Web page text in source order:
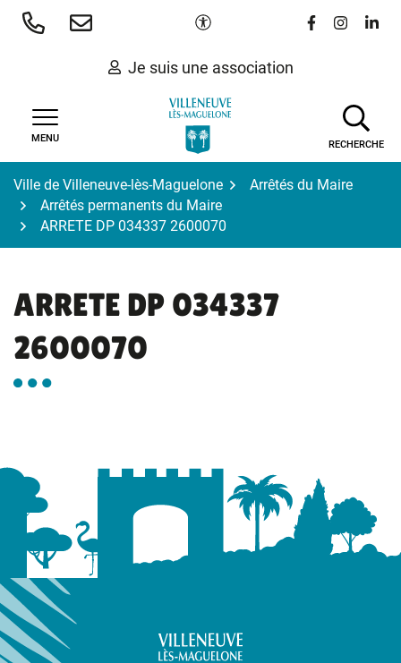
Aller
Paramètres d'accessibilité
Lien vers le
Lien vers
Lien
Je suis une association
MENU
RECHERCHE
Ville de Villeneuve-lès-Maguelone
Arrêtés du Maire
Arrêtés permanents du Maire
ARRETE DP 034337 2600070
ARRETE DP 034337
2600070